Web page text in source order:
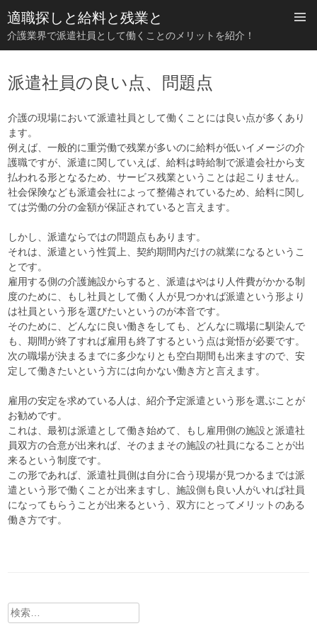
適職探しと給料と残業と
介護業界で派遣社員として働くことのメリットを紹介！
ン
テ
ツ
へ
ス
キ
ッ
プ
派遣社員の良い点、問題点
介護の現場において派遣社員として働くことには良い点が多くあり
ます。
例えば、一般的に重労働で残業が多いのに給料が低いイメージの介
護職ですが、派遣に関していえば、給料は時給制で派遣会社から支
払われる形となるため、サービス残業ということは起こりません。
社会保険なども派遣会社によって整備されているため、給料に関し
ては労働の分の金額が保証されていると言えます。
しかし、派遣ならではの問題点もあります。
それは、派遣という性質上、契約期間内だけの就業になるというこ
とです。
雇用する側の介護施設からすると、派遣はやはり人件費がかかる制
度のために、もし社員として働く人が見つかれば派遣という形より
は社員という形を選びたいというのが本音です。
そのために、どんなに良い働きをしても、どんなに職場に馴染んで
も、期間が終了すれば雇用も終了するという点は覚悟が必要です。
次の職場が決まるまでに多少なりとも空白期間も出来ますので、安
定して働きたいという方には向かない働き方と言えます。
雇用の安定を求めている人は、紹介予定派遣という形を選ぶことが
お勧めです。
これは、最初は派遣として働き始めて、もし雇用側の施設と派遣社
員双方の合意が出来れば、そのままその施設の社員になることが出
来るという制度です。
この形であれば、派遣社員側は自分に合う現場が見つかるまでは派
遣という形で働くことが出来ますし、施設側も良い人がいれば社員
になってもらうことが出来るという、双方にとってメリットのある
働き方です。
検